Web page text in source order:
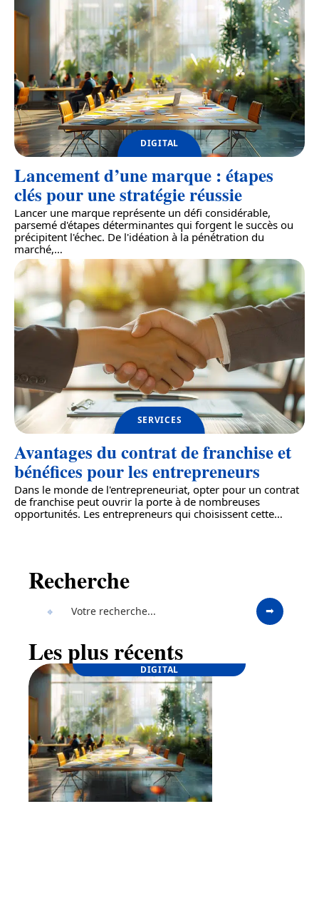
DIGITAL
Lancement d’une marque : étapes
clés pour une stratégie réussie
Lancer une marque représente un défi considérable,
parsemé d'étapes déterminantes qui forgent le succès ou
précipitent l'échec. De l'idéation à la pénétration du
marché,…
SERVICES
Avantages du contrat de franchise et
bénéfices pour les entrepreneurs
Dans le monde de l'entrepreneuriat, opter pour un contrat
de franchise peut ouvrir la porte à de nombreuses
opportunités. Les entrepreneurs qui choisissent cette…
Recherche
Les plus récents
DIGITAL